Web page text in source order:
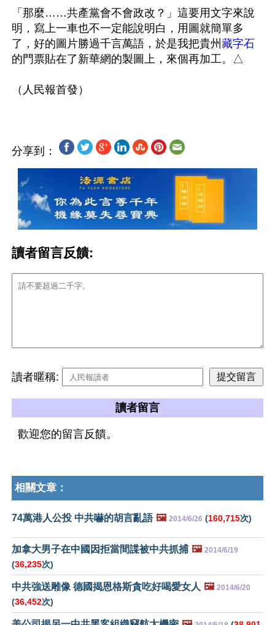
「那麼……共產黨會不會政改？」這要用文字來說
明，寫上一車也不一定能說明白，用圖就簡單多
了，好的圖片勝過千言萬語，於是我把貴州 藏字石
的門票貼在了新華網的製圖上，來個再加工。△
分享到：
讀者留言反饋:
讀者暱稱:
讀者留言
歡迎您的留言反饋。
相關文章：
74萬港人公投 中共嚇的胡言亂語 🖼️ 2014/6/26 (160,715次)
加拿大男子在中國因拒當間諜被中共抓捕 🖼️ 2014/6/19
(36,235次)
中共強送雕像 德國揭恩格斯貪吃好喝愛女人 🖼️ 2014/6/20
(36,452次)